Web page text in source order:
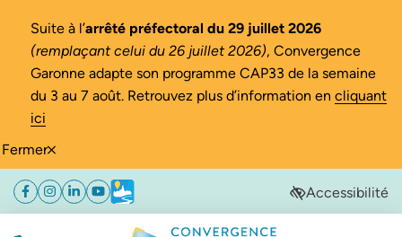
Fermer
Suite à l’arrêté préfectoral du 29 juillet 2026
(remplaçant celui du 26 juillet 2026), Convergence
Garonne adapte son programme CAP33 de la semaine
du 3 au 7 août. Retrouvez plus d’information en cliquant
ici
Aller
Aller
au
Aller
au
Facebook
(ouverture dans un nouvel onglet)
Instagram
(ouverture dans un nouvel onglet)
Linkedin
(ouverture dans un nouvel onglet)
YouTube
(ouverture dans un nouvel onglet)
Météo
(ouverture dans un nouvel onglet)Accessibilité